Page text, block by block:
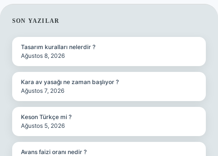
SIDEBAR
SON YAZILAR
Tasarım kuralları nelerdir ?
Ağustos 8, 2026
Kara av yasağı ne zaman başlıyor ?
Ağustos 7, 2026
Keson Türkçe mi ?
Ağustos 5, 2026
Avans faizi oranı nedir ?